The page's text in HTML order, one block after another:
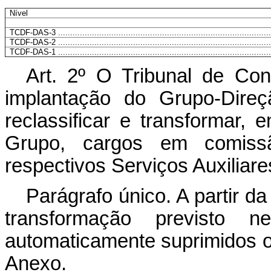
Nível
TCDF-DAS-3
TCDF-DAS-2
TCDF-DAS-1
Art. 2º O Tribunal de
implantação do Grupo-
reclassificar e transformar,
Grupo, cargos em
respectivos Serviços
Parágrafo único. A partir
transformação previsto
automaticamente suprimidos
Anexo.